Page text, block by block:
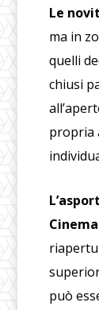
Le
ma in
quelli
chiusi
propria
può